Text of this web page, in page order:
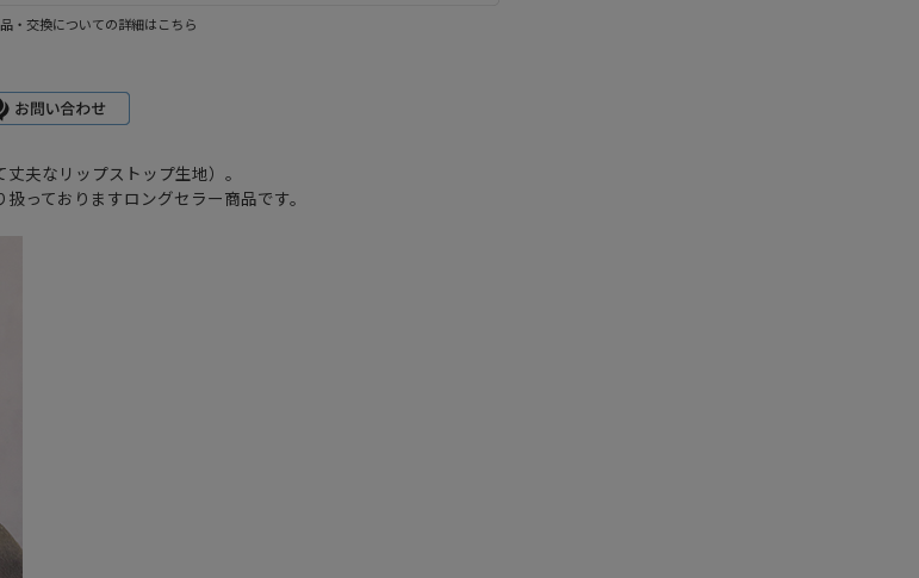
・交換についての詳細はこちら
夫なリップストップ生地）。
っておりますロングセラー商品です。